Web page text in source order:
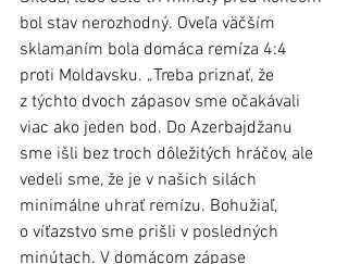
bol stav nerozhodný. Oveľa väčším
sklamaním bola domáca remíza 4:4
proti Moldavsku. „Treba priznať, že
z týchto dvoch zápasov sme očakávali
viac ako jeden bod. Do Azerbajdžanu
sme išli bez troch dôležitých hráčov, ale
vedeli sme, že je v našich silách
minimálne uhrať remízu. Bohužiaľ,
o víťazstvo sme prišli v posledných
minútach. V domácom zápase